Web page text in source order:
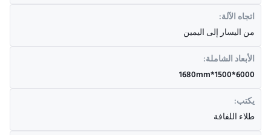
اتجاه الآلة:
من اليسار إلى اليمين
الأبعاد الشاملة:
6000*1500*1680mm
يكتب:
طلاء اللفافة